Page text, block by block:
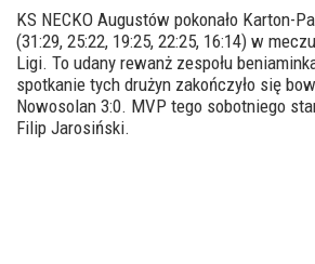
KS NECKO Augustów pokonało Karton-
(31:29, 25:22, 19:25, 22:25, 16:14) w
Ligi. To udany rewanż zespołu
spotkanie tych drużyn zakończyło się
Nowosolan 3:0. MVP tego sobotniego
Filip Jarosiński.